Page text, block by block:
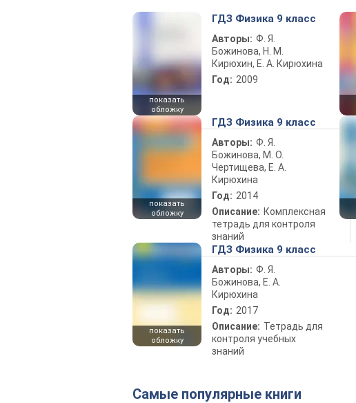
показать
обложку
ГДЗ Физика 9 класс
Авторы: Ф. Я.
Божинова, Н. М.
Кирюхин, Е. А. Кирюхина
Год: 2009
показать
обложку
ГДЗ Физика 9 класс
Авторы: Ф. Я.
Божинова, М. О.
Чертищева, Е. А.
Кирюхина
Год: 2014
Описание: Комплексная
тетрадь для контроля
знаний
показать
обложку
ГДЗ Физика 9 класс
Авторы: Ф. Я.
Божинова, Е. А.
Кирюхина
Год: 2017
Описание: Тетрадь для
контроля учебных
знаний
Самые популярные книги